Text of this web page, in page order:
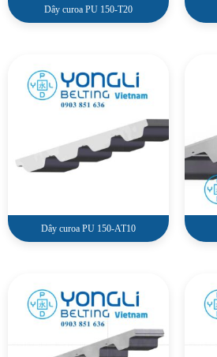
Dây curoa PU 150-T20
Dây curoa PU 150-AT10